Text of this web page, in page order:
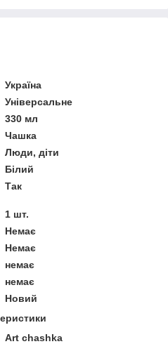
Україна
Універсальне
330 мл
Чашка
Люди, діти
Білий
Так
1 шт.
Немає
Немає
немає
немає
Новий
Art chashka